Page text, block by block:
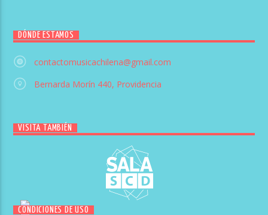
DÓNDE ESTAMOS
contactomusicachilena@gmail.com
Bernarda Morín 440, Providencia
VISITA TAMBIÉN
CONDICIONES DE USO